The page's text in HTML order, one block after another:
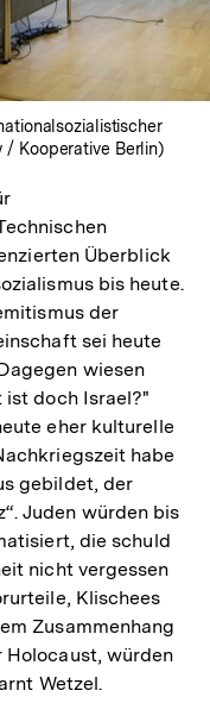
/ Kooperative Berlin)
Überblick
bis heute.
der
sei heute
wiesen
ist doch Israel?"
eher kulturelle
habe
gebildet, der
Juden würden bis
die schuld
nicht vergessen
Klischees
Zusammenhang
Holocaust, würden
Wetzel.